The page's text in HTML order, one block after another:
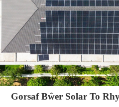
Gorsaf Bŵer Solar To